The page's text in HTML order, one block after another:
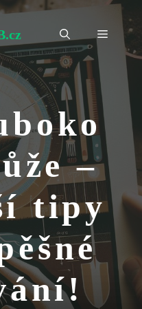
Menu
–
tipy